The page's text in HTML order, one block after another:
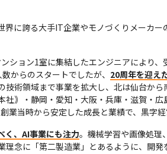
界に誇る大手IT企業やモノづくりメーカ
ション1室に集結したエンジニアにより
からのスタートでしたが、 20周年を迎え
技術領域まで事業を拡大し、北は仙台か
｠・静岡・愛知・大阪・兵庫・滋賀・広
業当時から安定した成長と業績で、黒字経
く、AI事業にも注力。機械学習や画像処理
理念に「第二製造業」とあるように、開